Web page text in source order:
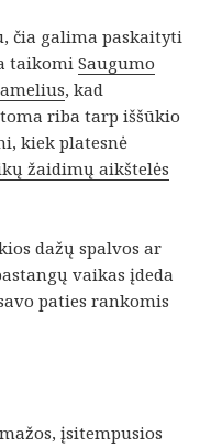
čia galima paskaityti
taikomiSaugumo
, kad
riba tarp iššūkio
kiek platesnė
žaidimų aikštelės
dažų spalvos ar
vaikas įdeda
paties rankomis
įsitempusios